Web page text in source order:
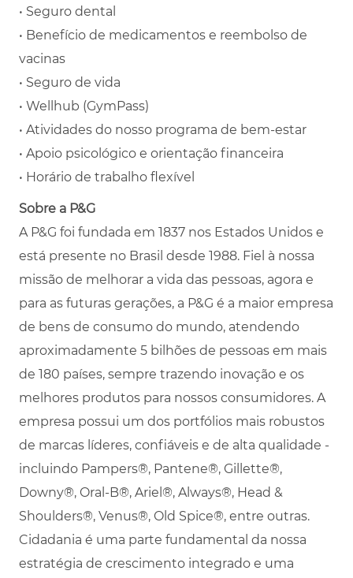
• Seguro dental
• Benefício de medicamentos e reembolso de
vacinas
• Seguro de vida
• Wellhub (GymPass)
• Atividades do nosso programa de bem-estar
• Apoio psicológico e orientação financeira
• Horário de trabalho flexível
Sobre a P&G
A P&G foi fundada em 1837 nos Estados Unidos e
está presente no Brasil desde 1988. Fiel à nossa
missão de melhorar a vida das pessoas, agora e
para as futuras gerações, a P&G é a maior empresa
de bens de consumo do mundo, atendendo
aproximadamente 5 bilhões de pessoas em mais
de 180 países, sempre trazendo inovação e os
melhores produtos para nossos consumidores. A
empresa possui um dos portfólios mais robustos
de marcas líderes, confiáveis e de alta qualidade -
incluindo Pampers®, Pantene®, Gillette®,
Downy®, Oral-B®, Ariel®, Always®, Head &
Shoulders®, Venus®, Old Spice®, entre outras.
Cidadania é uma parte fundamental da nossa
estratégia de crescimento integrado e uma